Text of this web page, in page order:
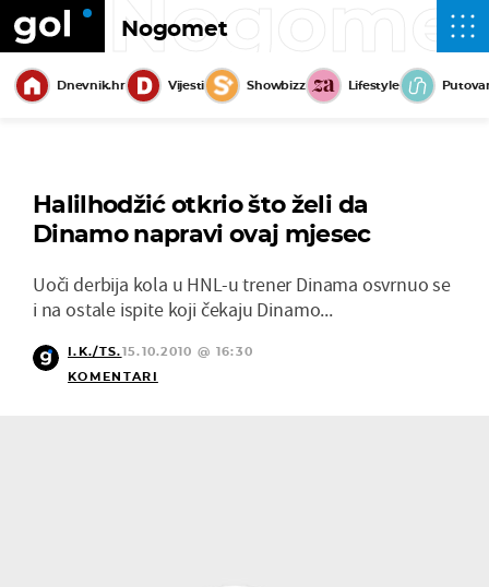
Nogomet
Dnevnik.hr Vijesti Showbizz Lifestyle
Halilhodžić otkrio što želi da
Dinamo napravi ovaj mjesec
Uoči derbija kola u HNL-u trener Dinama osvrnuo se
i na ostale ispite koji čekaju Dinamo...
I.K./TS.15.10.2010 @ 16:30
KOMENTARI